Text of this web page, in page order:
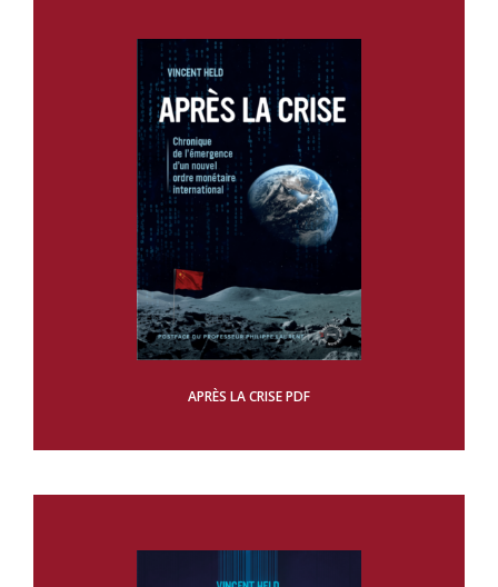
APRÈS LA CRISE PDF